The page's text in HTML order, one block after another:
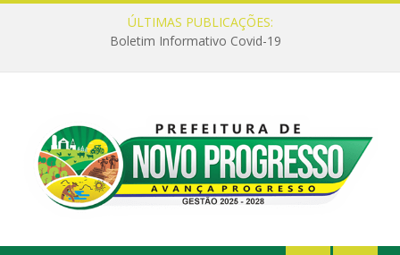
ÚLTIMAS PUBLICAÇÕES:
Boletim Informativo Covid-19